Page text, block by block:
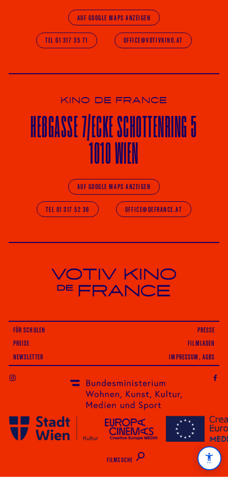
AUF GOOGLE MAPS ANZEIGEN
TEL 01 317 35 71 OFFICE@VOTIVKINO.AT
KINO DE FRANCE
HEßGASSE 7/ECKESCHOTTENRING 5
1010 WIEN
AUF GOOGLE MAPS ANZEIGEN
TEL 01 317 52 36 OFFICE@DEFRANCE.AT
Votiv Kino und Kino De France in Wien
FÜR SCHULEN
PRESSE
PREISE
FILMLADEN
NEWSLETTER IMPRESSUM, AGBS
FILMSUCHE